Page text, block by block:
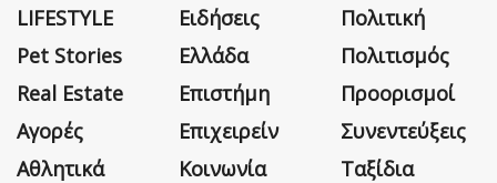
LIFESTYLE
Pet Stories
Real Estate
Αγορές
Αθλητικά
Ειδήσεις
Ελλάδα
Επιστήμη
Επιχειρείν
Κοινωνία
Πολιτική
Πολιτισμός
Προορισμοί
Συνεντεύξεις
Ταξίδια